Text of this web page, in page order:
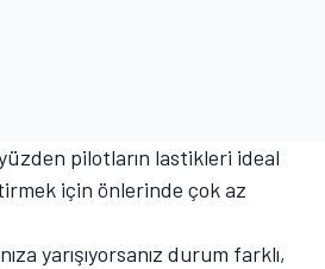
yüzden pilotların lastikleri ideal
için önlerinde çok az
yarışıyorsanız durum farklı,